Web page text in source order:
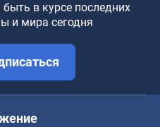
в курсе последних
и мира сегодня